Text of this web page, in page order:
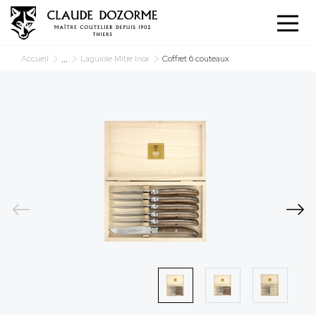
Accueil ... Laguiole Mitre Inox Coffret 6 couteaux
Panneau de gestion des cookies